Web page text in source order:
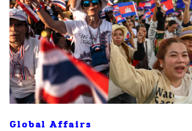
Global Affairs